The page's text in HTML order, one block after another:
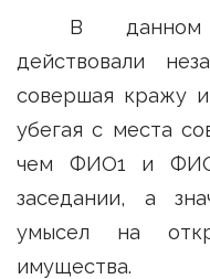
В данном
действовали
совершая кражу
убегая с места
чем ФИО1 и
заседании, а
умысел на
имущества.